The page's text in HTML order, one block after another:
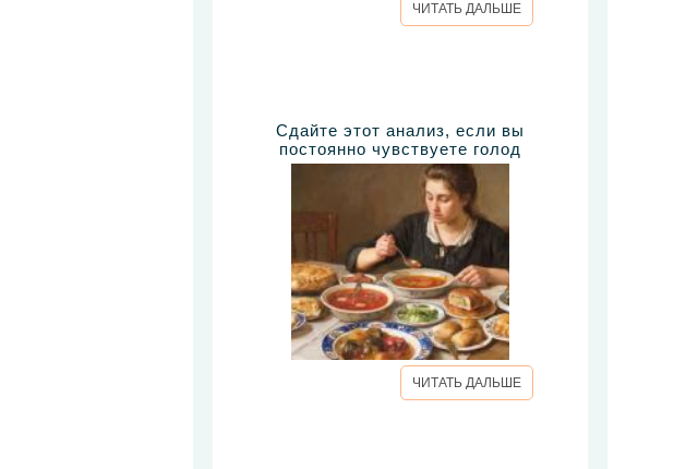
ЧИТАТЬ ДАЛЬШЕ
Сдайте этот анализ, если вы
постоянно чувствуете голод
ЧИТАТЬ ДАЛЬШЕ